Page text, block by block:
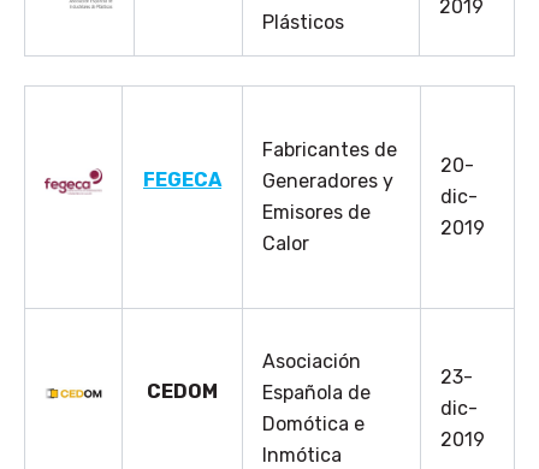
Plásticos
2019
FEGECA
Fabricantes de
Generadores y
Emisores de
Calor
20-
dic-
2019
CEDOM
Asociación
Española de
Domótica e
Inmótica
23-
dic-
2019